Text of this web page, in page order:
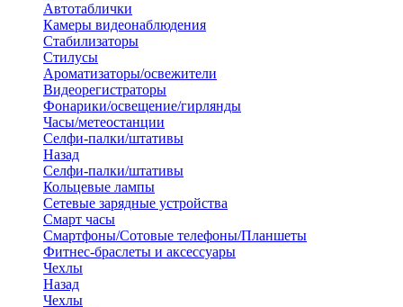
Автотаблички
Камеры видеонаблюдения
Стабилизаторы
Стилусы
Ароматизаторы/освежители
Видеорегистраторы
Фонарики/освещение/гирлянды
Часы/метеостанции
Селфи-палки/штативы
Назад
Селфи-палки/штативы
Кольцевые лампы
Сетевые зарядные устройства
Смарт часы
Смартфоны/Сотовые телефоны/Планшеты
Фитнес-браслеты и аксессуары
Чехлы
Назад
Чехлы